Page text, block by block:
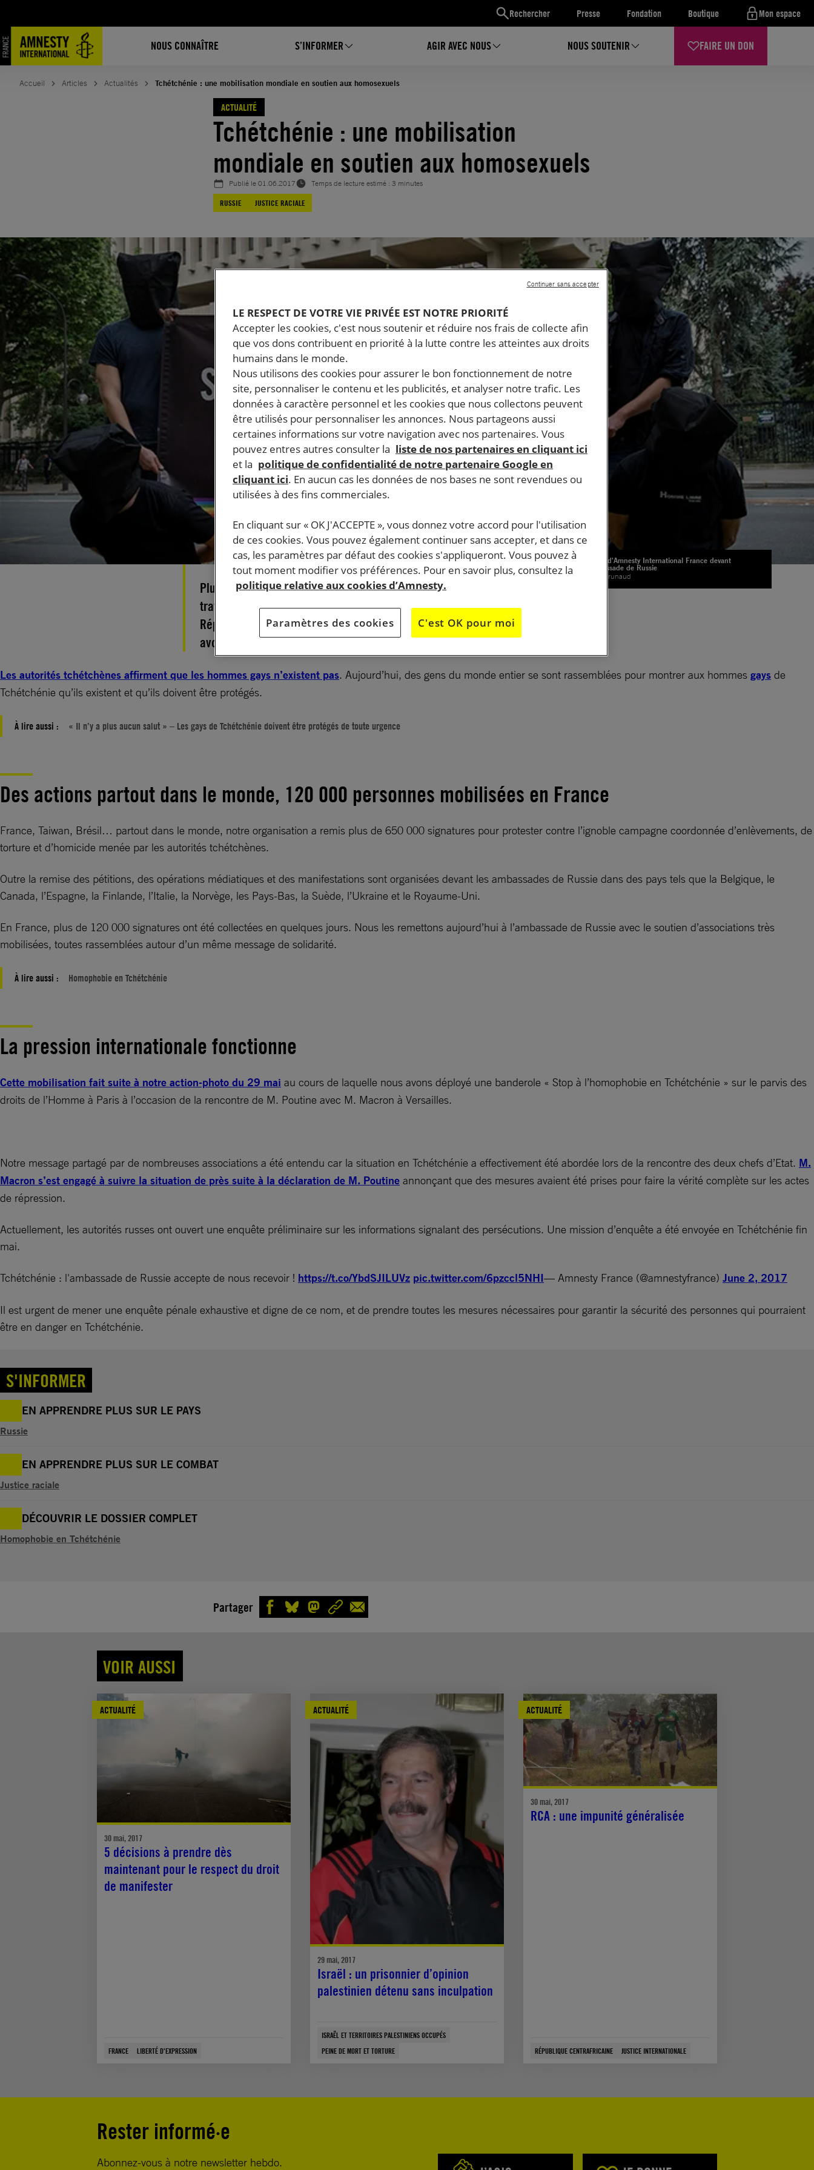
Rechercher Presse Fondation Boutique Mon espace
NOUS CONNAÎTRE S’INFORMER AGIR AVEC NOUS NOUS SOUTENIR FAIRE UN DON
contenu
Accueil Articles Actualités Tchétchénie : une mobilisation mondiale en soutien aux homosexuels
ACTUALITÉ
Tchétchénie : une mobilisation
mondiale en soutien aux homosexuels
Publié le01.06.2017
Temps de lecture estimé : 3 minutes
RUSSIE
JUSTICE RACIALE
Action d'Amnesty International France devant
l'ambassade de Russie
© PY Brunaud
Plus d’un demi-million de personnes se sont mobilisées à nos côtés à
travers le monde pour dénoncer les persécutions homophobes dans la
République tchétchène de Russie. Aujourd’hui, vendredi 2 juin, nous les
avons remis aux différentes ambassades de Russie à travers le monde.
Les autorités tchétchènes affirment que les hommes gays n’existent pas. Aujourd’hui, des gens du monde entier se sont rassemblées pour montrer aux hommes gays de
Tchétchénie qu’ils existent et qu’ils doivent être protégés.
À lire aussi : « Il n’y a plus aucun salut » – Les gays de Tchétchénie doivent être protégés de toute urgence
Des actions partout dans le monde, 120 000 personnes mobilisées en France
France, Taiwan, Brésil… partout dans le monde, notre organisation a remis plus de 650 000 signatures pour protester contre l’ignoble campagne coordonnée d’enlèvements, de
torture et d’homicide menée par les autorités tchétchènes.
Outre la remise des pétitions, des opérations médiatiques et des manifestations sont organisées devant les ambassades de Russie dans des pays tels que la Belgique, le
Canada, l’Espagne, la Finlande, l’Italie, la Norvège, les Pays-Bas, la Suède, l’Ukraine et le Royaume-Uni.
En France, plus de 120 000 signatures ont été collectées en quelques jours. Nous les remettons aujourd’hui à l’ambassade de Russie avec le soutien d’associations très
mobilisées, toutes rassemblées autour d’un même message de solidarité.
À lire aussi : Homophobie en Tchétchénie
La pression internationale fonctionne
Cette mobilisation fait suite à notre action-photo du 29 mai au cours de laquelle nous avons déployé une banderole « Stop à l’homophobie en Tchétchénie » sur le parvis des
droits de l’Homme à Paris à l’occasion de la rencontre de M. Poutine avec M. Macron à Versailles.
Notre message partagé par de nombreuses associations a été entendu car la situation en Tchétchénie a effectivement été abordée lors de la rencontre des deux chefs d’Etat. M.
Macron s’est engagé à suivre la situation de près suite à la déclaration de M. Poutine annonçant que des mesures avaient été prises pour faire la vérité complète sur les actes
de répression.
Actuellement, les autorités russes ont ouvert une enquête préliminaire sur les informations signalant des persécutions. Une mission d’enquête a été envoyée en Tchétchénie fin
mai.
Tchétchénie : l'ambassade de Russie accepte de nous recevoir ! https://t.co/YbdSJILUVz pic.twitter.com/6pzccl5NHI— Amnesty France (@amnestyfrance) June 2, 2017
Il est urgent de mener une enquête pénale exhaustive et digne de ce nom, et de prendre toutes les mesures nécessaires pour garantir la sécurité des personnes qui pourraient
être en danger en Tchétchénie.
S'INFORMER
EN APPRENDRE PLUS SUR LE PAYS
Russie
EN APPRENDRE PLUS SUR LE COMBAT
Justice raciale
DÉCOUVRIR LE DOSSIER COMPLET
Homophobie en Tchétchénie
Partager
VOIR AUSSI
ACTUALITÉ
30 mai, 2017
5 décisions à prendre dès
maintenant pour le respect du droit
de manifester
FRANCE LIBERTÉ D'EXPRESSION
ACTUALITÉ
29 mai, 2017
Israël : un prisonnier d’opinion
palestinien détenu sans inculpation
ISRAËL ET TERRITOIRES PALESTINIENS OCCUPÉS
PEINE DE MORT ET TORTURE
ACTUALITÉ
30 mai, 2017
RCA : une impunité généralisée
RÉPUBLIQUE CENTRAFRICAINE JUSTICE INTERNATIONALE
Rester informé·e
Abonnez-vous à notre newsletter hebdo.
LE RESPECT DE VOTRE VIE PRIVÉE EST NOTRE PRIORITÉ
Accepter les cookies, c'est nous soutenir et réduire nos frais de collecte afin
que vos dons contribuent en priorité à la lutte contre les atteintes aux droits
humains dans le monde.
Nous utilisons des cookies pour assurer le bon fonctionnement de notre
site, personnaliser le contenu et les publicités, et analyser notre trafic. Les
données à caractère personnel et les cookies que nous collectons peuvent
être utilisés pour personnaliser les annonces. Nous partageons aussi
certaines informations sur votre navigation avec nos partenaires. Vous
pouvez entres autres consulter la liste de nos partenaires en cliquant ici
et la politique de confidentialité de notre partenaire Google en
cliquant ici. En aucun cas les données de nos bases ne sont revendues ou
utilisées à des fins commerciales.
En cliquant sur « OK J'ACCEPTE », vous donnez votre accord pour l'utilisation
de ces cookies. Vous pouvez également continuer sans accepter, et dans ce
cas, les paramètres par défaut des cookies s'appliqueront. Vous pouvez à
tout moment modifier vos préférences. Pour en savoir plus, consultez la
politique relative aux cookies d’Amnesty.
Paramètres des cookies C'est OK pour moi
Continuer sans accepter